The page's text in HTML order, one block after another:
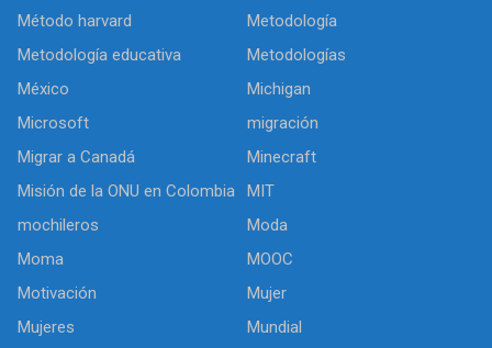
Método harvard
Metodología
Metodología educativa
Metodologías
México
Michigan
Microsoft
migración
Migrar a Canadá
Minecraft
Misión de la ONU en Colombia
MIT
mochileros
Moda
Moma
MOOC
Motivación
Mujer
Mujeres
Mundial